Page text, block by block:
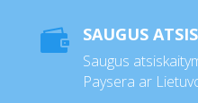
 SAUGUS
Saugus
Paysera ar